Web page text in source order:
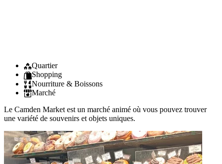
Quartier
Shopping
Nourriture & Boissons
Marché
Le Camden Market est un marché animé où vous pouvez trouver
une variété de souvenirs et objets uniques.